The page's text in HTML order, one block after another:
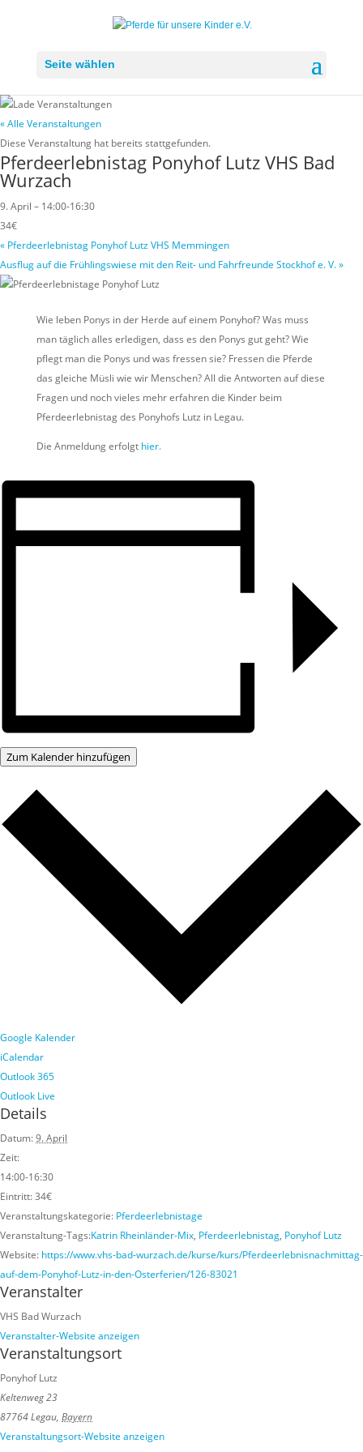
Seite wählen
« Alle Veranstaltungen
Diese Veranstaltung hat bereits stattgefunden.
Pferdeerlebnistag Ponyhof Lutz VHS Bad
Wurzach
9. April – 14:00-16:30
34€
« Pferdeerlebnistag Ponyhof Lutz VHS Memmingen
Ausflug auf die Frühlingswiese mit den Reit- und Fahrfreunde Stockhof e. V.»
Wie leben Ponys in der Herde auf einem Ponyhof? Was muss
man täglich alles erledigen, dass es den Ponys gut geht? Wie
pflegt man die Ponys und was fressen sie? Fressen die Pferde
das gleiche Müsli wie wir Menschen? All die Antworten auf diese
Fragen und noch vieles mehr erfahren die Kinder beim
Pferdeerlebnistag des Ponyhofs Lutz in Legau.
Die Anmeldung erfolgt hier.
Zum Kalender hinzufügen
Google Kalender
iCalendar
Outlook 365
Outlook Live
Details
Datum:9. April
Zeit:
14:00-16:30
Eintritt:34€
Veranstaltungskategorie: Pferdeerlebnistage
Veranstaltung-Tags:Katrin Rheinländer-Mix, Pferdeerlebnistag, Ponyhof Lutz
Website: https://www.vhs-bad-wurzach.de/kurse/kurs/Pferdeerlebnisnachmittag-
auf-dem-Ponyhof-Lutz-in-den-Osterferien/126-83021
Veranstalter
VHS Bad Wurzach
Veranstalter-Website anzeigen
Veranstaltungsort
Ponyhof Lutz
Keltenweg 23
87764 Legau, Bayern
Veranstaltungsort-Website anzeigen